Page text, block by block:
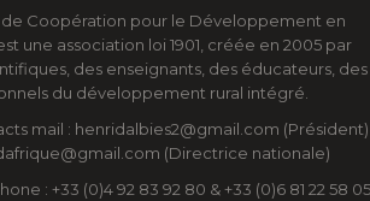
de Coopération pour le Développement en
une association loi 1901, créée en 2005 par
des enseignants, des éducateurs, des
du développement rural intégré.
mail : henridalbies2@gmail.com
(Directrice nationale)
: +33 (0)4 92 83 92 80 & +33 (0)6 81 22 58 05